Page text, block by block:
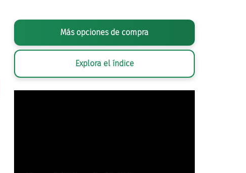
FOTOGRAFÍA ANÓNIMA,MARTÍNEZ ARAUNA A BORDO DEL AUTOMÓVIL NÚMERO
, NOVIEMBRE/1913. ©
CULTURA.INAH.SINAFO.FN.MX
Más opciones de compra
Explora el índice